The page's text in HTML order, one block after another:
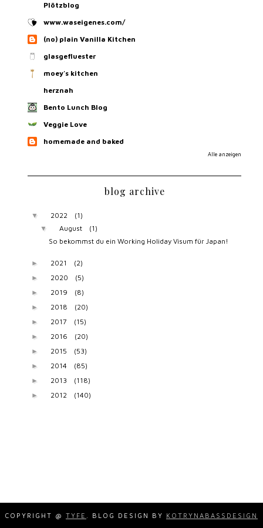
Plötzblog
www.waseigenes.com/
(no) plain Vanilla Kitchen
glasgefluester
moey's kitchen
herznah
Bento Lunch Blog
Veggie Love
homemade and baked
Alle anzeigen
blog archive
▼ 2022 (1)
▼ August
(1)
So bekommst du ein Working Holiday Visum für Japan!
► 2021 (2)
► 2020 (5)
► 2019 (8)
► 2018 (20)
► 2017 (15)
► 2016 (20)
► 2015 (53)
► 2014 (85)
► 2013 (118)
► 2012 (140)
COPYRIGHT @ TYFE . BLOG DESIGN BY KOTRYNABASSDESIGN